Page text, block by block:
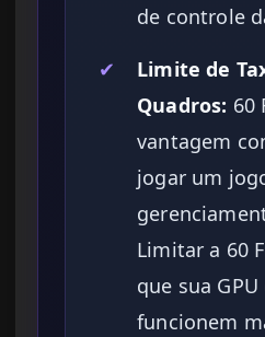
de controle
✔
Limite de
Quadros: 60
vantagem
jogar um
Limitar a 60
que sua GPU
funcionem